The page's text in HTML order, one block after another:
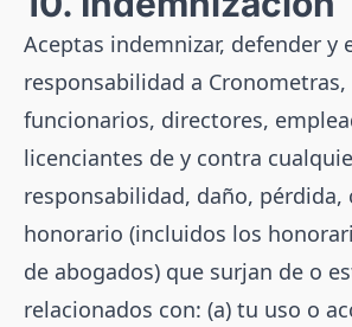
Aceptas indemnizar, defender y
responsabilidad a
funcionarios, directores,
licenciantes de y contra
responsabilidad, daño, pérdida,
honorario (incluidos los
de abogados) que surjan de o
relacionados con: (a) tu uso o